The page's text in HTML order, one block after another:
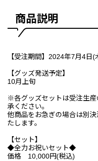
商品説明
【受注期間】2024年7月4
【グッズ発送予定】
10月上旬
※各グッズセットは受注生
承ください。
他商品をお急ぎの場合は別
たします。
【セット】
◆全力お祝いセット◆
価格 10,000円(税込)